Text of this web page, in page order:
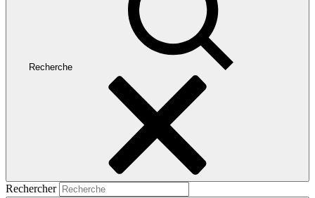
Recherche
Rechercher